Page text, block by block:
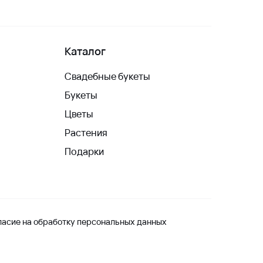
Каталог
Свадебные букеты
Букеты
Цветы
Растения
Подарки
на обработку персональных данных